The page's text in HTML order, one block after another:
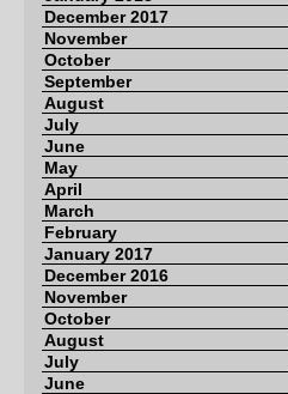
December 2017
November
October
September
August
July
June
May
April
March
February
January 2017
December 2016
November
October
August
July
June